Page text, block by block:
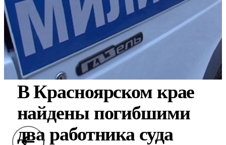
В Красноярском крае
найдены погибшими
два работника суда